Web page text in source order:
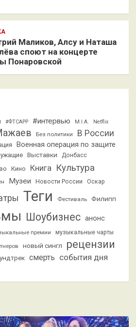
Маликов, Алсу и Наташа
споют на концерте
Понаровской
#ФТСАРР #интервью M.I.A. Netflix
Без политики В России
Военная операция по защите
Выставки Донбасс
Кино Книга Культура
Музеи Новости России Оскар
Теги Фестиваль Филипп
Шоубизнес анонс
премии
музыкальные чарты
новый сингл рецензии
смерть события дня